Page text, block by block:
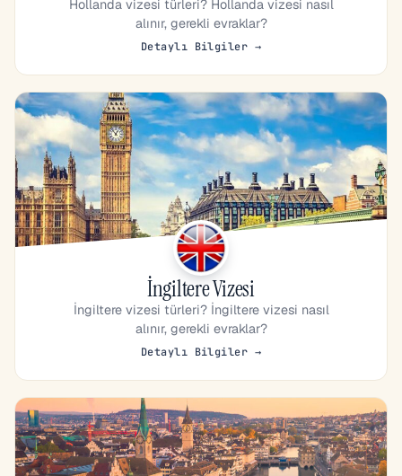
Hollanda vizesi türleri? Hollanda vizesi nasıl
alınır, gerekli evraklar?
Detaylı Bilgiler →
İngiltere Vizesi
İngiltere vizesi türleri? İngiltere vizesi nasıl
alınır, gerekli evraklar?
Detaylı Bilgiler →